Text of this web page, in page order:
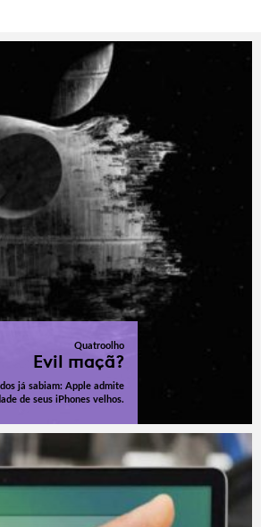
Quatroolho
Evil maçã?
já sabiam: Apple admite
de seus iPhones velhos.